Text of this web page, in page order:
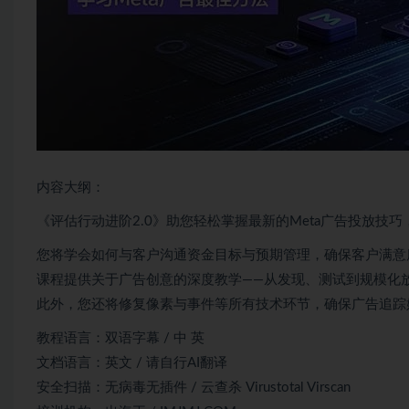
内容大纲：
《评估行动进阶2.0》助您轻松掌握最新的Meta广告投放技
您将学会如何与客户沟通资金目标与预期管理，确保客户满
课程提供关于广告创意的深度教学——从发现、测试到规模化
此外，您还将修复像素与事件等所有技术环节，确保广告追
教程语言：双语字幕 / 中 英
文档语言：英文 / 请自行AI翻译
安全扫描：无病毒无插件 / 云查杀 Virustotal Virscan